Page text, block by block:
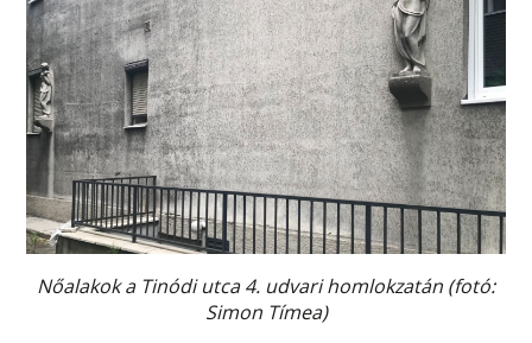
Nőalakok a Tinódi utca 4. udvari homlokzatán (fotó:
Simon Tímea)